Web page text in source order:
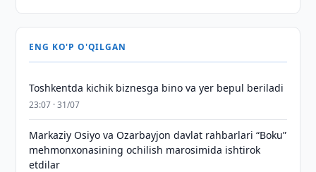
ENG KO'P O'QILGAN
Toshkentda kichik biznesga bino va yer bepul beriladi
23:07 · 31/07
Markaziy Osiyo va Ozarbayjon davlat rahbarlari “Boku”
mehmonxonasining ochilish marosimida ishtirok
etdilar